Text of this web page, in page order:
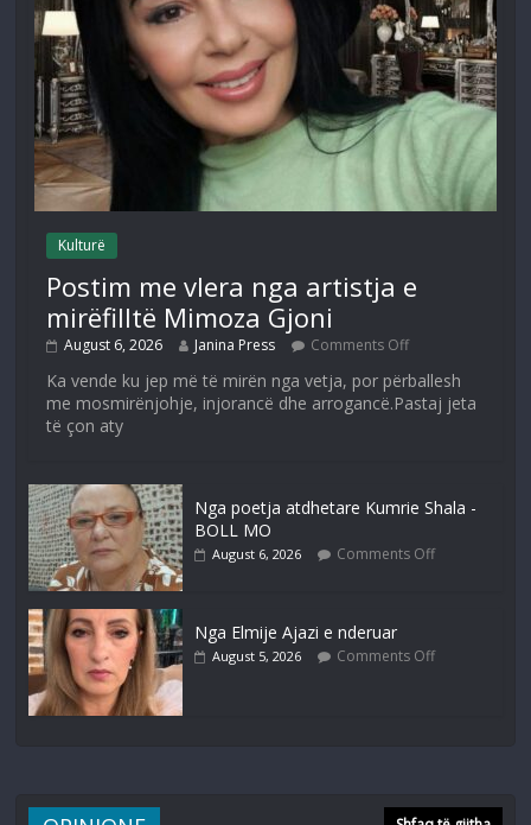
Kulturë
Postim me vlera nga artistja e
mirëfilltë Mimoza Gjoni
August 6, 2026 Janina Press Comments Off
Ka vende ku jep më të mirën nga vetja, por përballesh
me mosmirënjohje, injorancë dhe arrogancë.Pastaj jeta
të çon aty
Nga poetja atdhetare Kumrie Shala -
BOLL MO
August 6, 2026 Comments Off
Nga Elmije Ajazi e nderuar
August 5, 2026 Comments Off